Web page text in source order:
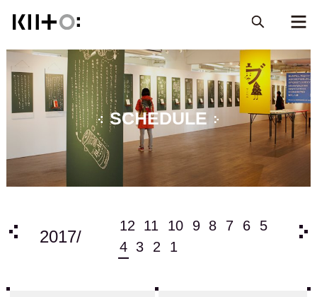
SCHEDULE
5
2017/
12 11 10 9 8 7 6
5
4
3 2 1